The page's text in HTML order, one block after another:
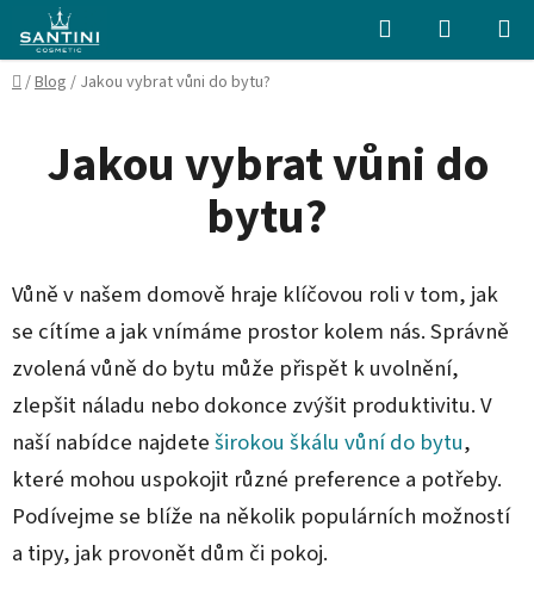
obsah
Hledat
KOŠÍK
Domů
/Blog / Jakou vybrat vůni do bytu?
Jakou vybrat vůni do
bytu?
Vůně v našem domově hraje klíčovou roli v tom, jak
se cítíme a jak vnímáme prostor kolem nás. Správně
zvolená vůně do bytu může přispět k uvolnění,
zlepšit náladu nebo dokonce zvýšit produktivitu. V
naší nabídce najdeteširokou škálu vůní do bytu,
které mohou uspokojit různé preference a potřeby.
Podívejme se blíže na několik populárních možností
a tipy, jak provonět dům či pokoj.